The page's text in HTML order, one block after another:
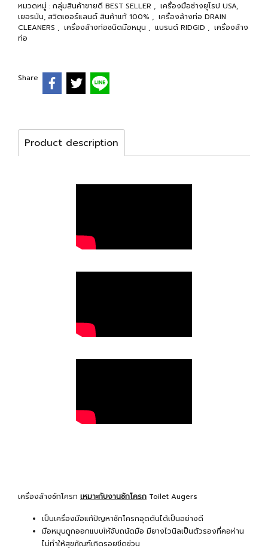
หมวดหมู่ : กลุ่มสินค้าขายดี BEST SELLER , เครื่องมือช่างยุโรป USA,
เยอรมัน, สวิตเซอร์แลนด์ สินค้าแท้ 100% , เครื่องล้างท่อ DRAIN
CLEANERS , เครื่องล้างท่อชนิดมือหมุน , แบรนด์ RIDGID , เครื่องล้าง
ท่อ
Share
Product description
เครื่องล้างชักโครก เหมาะกับงานชักโครก Toilet Augers
เป็นเครื่องมือแก้ปัญหาชักโครกอุดตันได้เป็นอย่างดี
มือหมุนถูกออกแบบให้จับถนัดมือ มียางไวนิลเป็นตัวรองที่คอห่าน
ไม่ทำให้สุขภัณฑ์เกิดรอยขีดข่วน